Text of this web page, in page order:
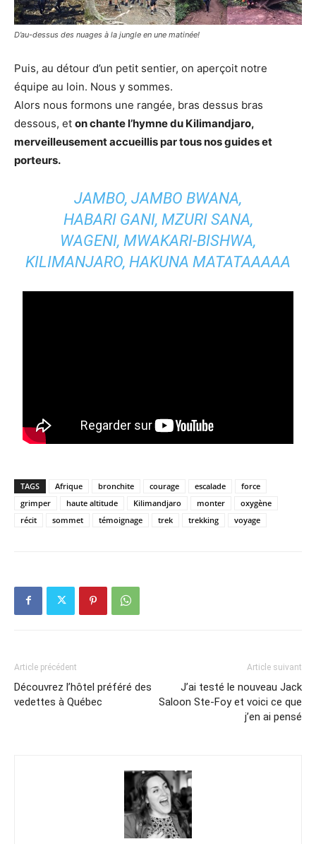
D’au-dessus des nuages à la jungle en une matinée!
Puis, au détour d’un petit sentier, on aperçoit notre
équipe au loin. Nous y sommes.
Alors nous formons une rangée, bras dessus bras
dessous, et on chante l’hymne du Kilimandjaro,
merveilleusement accueillis par tous nos guides et
porteurs.
JAMBO, JAMBO BWANA,
HABARI GANI, MZURI SANA,
WAGENI, MWAKARI-BISHWA,
KILIMANJARO, HAKUNA MATATAAAAA
TAGS Afrique bronchite courage escalade
force
grimper
haute altitude Kilimandjaro monter
oxygène
récit
sommet témoignage trek trekking voyage
Article précédent
Découvrez l’hôtel préféré des
vedettes à Québec
Article suivant
J’ai testé le nouveau Jack
Saloon Ste-Foy et voici ce que
j’en ai pensé